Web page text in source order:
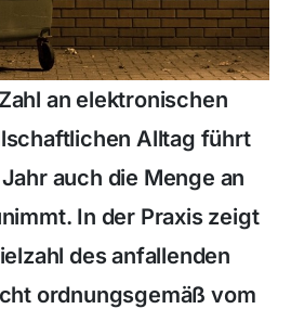
an elektronischen
Alltag führt
auch die Menge an
In der Praxis zeigt
des anfallenden
ordnungsgemäß vom